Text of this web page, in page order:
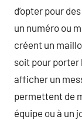
d’opter pour
un numéro ou
créent un
soit pour porter
afficher un
permettent de
équipe ou à un